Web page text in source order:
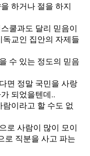
하거나 절을 하지
쿨과도 달리 믿음이
교인 집안의 자제들
수 있는 정도의 믿음
면 정말 국민을 사랑
되었을텐데..
이라고 할 수도 없
로 사람이 많이 모이
로 직분을 사고 파는